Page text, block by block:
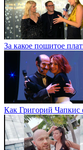
За какое пошитое
Как Григорий Чапкис